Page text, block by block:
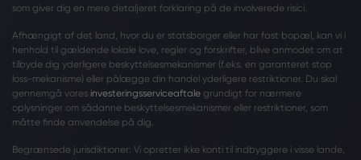
som giver dig en mere detaljeret forklaring på de involverede risici.
Afhængigt af det land, hvor du er statsborger eller har fast bopæl, kan vi i
henhold til gældende lokale love, regler og forskrifter, blive anmodet om at
tilbyde dig yderligere beskyttelsesmekanismer (f.eks. en garanteret stop
loss-mekanisme) eller pålægge din handel yderligere restriktioner. Du skal
gennemgå vores investeringsserviceaftale grundigt for nærmere
oplysninger om sådanne beskyttelsesmekanismer eller restriktioner, som
måtte finde anvendelse på dig.
Begrænsede jurisdiktioner: Vi opretter ikke konti til indbyggere i visse lande,